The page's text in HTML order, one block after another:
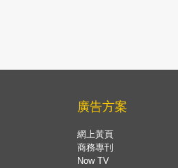
廣告方案
網上黃頁
商務專刊
Now TV